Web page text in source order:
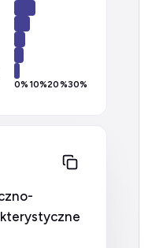
0%10%20%30%